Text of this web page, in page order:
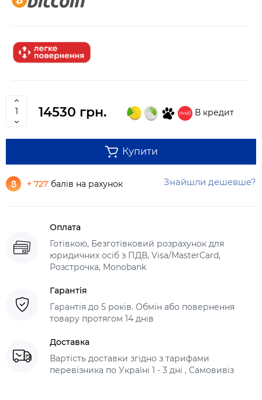
14530 грн. В кредит
Купити
+ 727 балів на рахунок Знайшли дешевше?
Оплата
Готівкою, Безготівковий розрахунок для
юридичних осіб з ПДВ, Visa/MasterCard,
Розстрочка, Monobank
Гарантія
Гарантія до 5 років. Обмін або повернення
товару протягом 14 днів
Доставка
Вартість доставки згідно з тарифами
перевізника по Україні 1 - 3 дні , Самовивіз